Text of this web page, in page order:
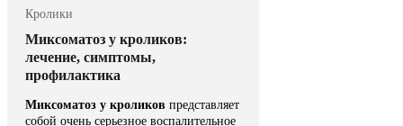
Кролики
Миксоматоз у кроликов:
лечение, симптомы,
профилактика
Миксоматоз у кроликов представляет
собой очень серьезное воспалительное